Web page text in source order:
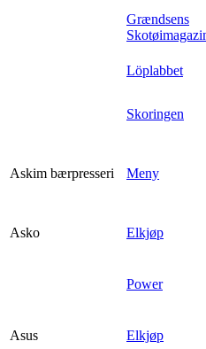
Grændsens
Löplabbet
Skoringen
Askim bærpresseri Meny
Asko Elkjøp
Power
Asus Elkjøp